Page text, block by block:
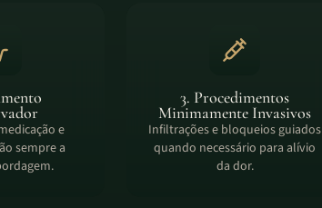
e
sempre a
3. Procedimentos
Minimamente Invasivos
Infiltrações e bloqueios guiados
quando necessário para alívio
da dor.